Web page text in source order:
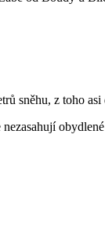
sněhu, z toho asi